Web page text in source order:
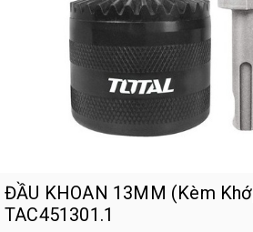
ĐẦU KHOAN 13MM (Kèm
TAC451301.1